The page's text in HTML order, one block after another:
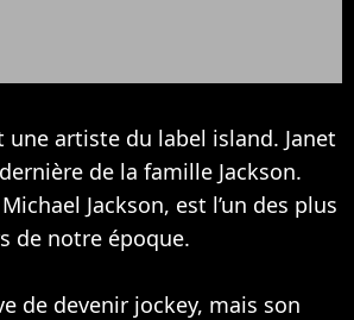
une artiste du label island. Janet
de la famille Jackson.
Michael Jackson, est l’un des plus
de notre époque.
de devenir jockey, mais son